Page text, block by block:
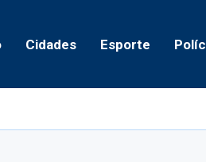
Cidades Esporte